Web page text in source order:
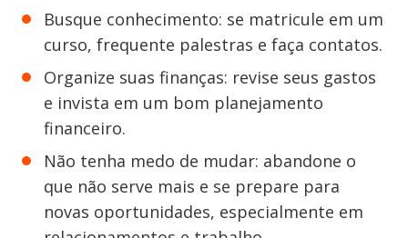
Busque conhecimento: se matricule em um
curso, frequente palestras e faça contatos.
Organize suas finanças: revise seus gastos
e invista em um bom planejamento
financeiro.
Não tenha medo de mudar: abandone o
que não serve mais e se prepare para
novas oportunidades, especialmente em